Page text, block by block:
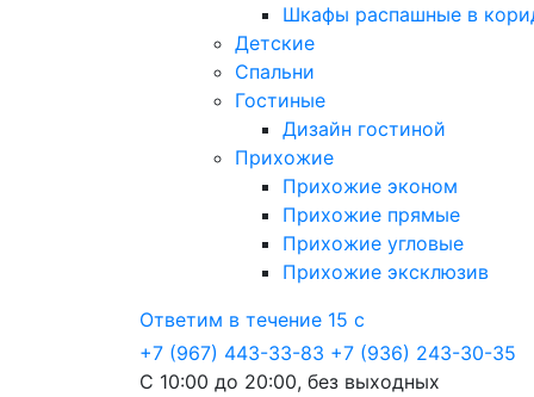
Шкафы распашные в
Детские
Спальни
Гостиные
Дизайн гостиной
Прихожие
Прихожие эконом
Прихожие прямые
Прихожие угловые
Прихожие эксклюзив
Ответим в течение 15 с
+7 (967) 443-33-83 +7 (936) 243-30-35
С 10:00 до 20:00, без выходных